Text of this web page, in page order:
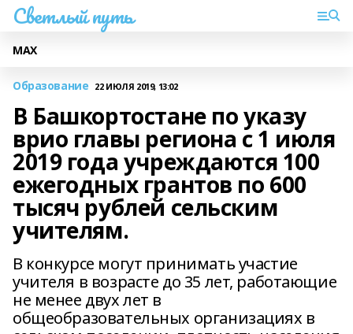
Светлый путь
МАХ
Образование 22 ИЮЛЯ 2019, 13:02
В Башкортостане по указу
врио главы региона с 1 июля
2019 года учреждаются 100
ежегодных грантов по 600
тысяч рублей сельским
учителям.
В конкурсе могут принимать участие
учителя в возрасте до 35 лет, работающие
не менее двух лет в
общеобразовательных организациях в